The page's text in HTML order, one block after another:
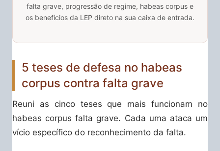
falta grave, progressão de regime, habeas corpus e
os benefícios da LEP direto na sua caixa de entrada.
5 teses de defesa no habeas
corpus contra falta grave
Reuni as cinco teses que mais funcionam no
habeas corpus falta grave. Cada uma ataca um
vício específico do reconhecimento da falta.